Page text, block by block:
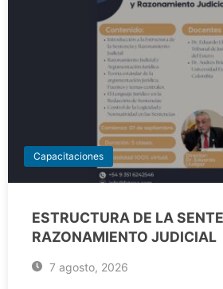
Capacitaciones
ESTRUCTURA DE LA
RAZONAMIENTO JUDICIAL
7 agosto, 2026